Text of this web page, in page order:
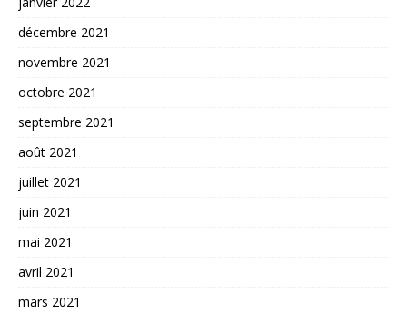
décembre 2021
novembre 2021
octobre 2021
septembre 2021
août 2021
juillet 2021
juin 2021
mai 2021
avril 2021
mars 2021